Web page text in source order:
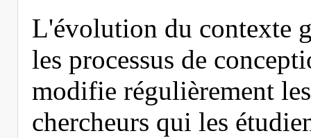
L'évolution du contexte
les processus de
modifie régulièrement
chercheurs qui les